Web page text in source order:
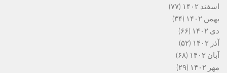
اسفند ۱۴۰۲
(۷۷)
بهمن ۱۴۰۲
(۳۴)
دی ۱۴۰۲
(۶۶)
آذر ۱۴۰۲
(۵۲)
آبان ۱۴۰۲
(۶۸)
مهر ۱۴۰۲
(۲۹)